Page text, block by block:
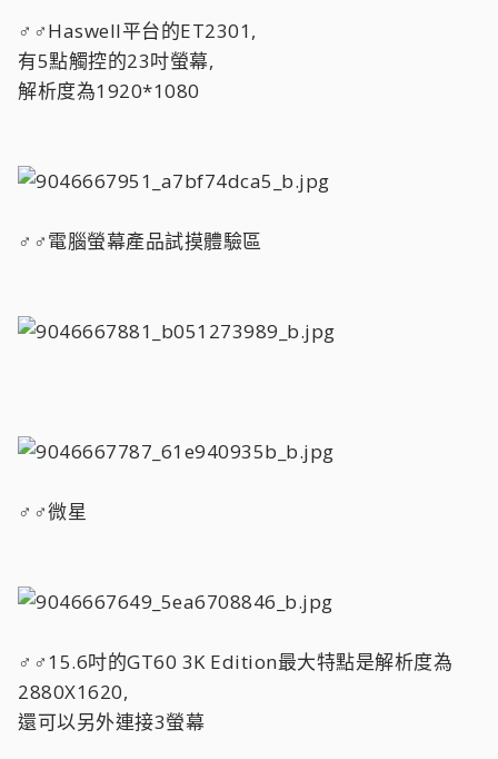
♂♂Haswell平台的ET2301,
有5點觸控的23吋螢幕,
解析度為1920*1080
♂♂電腦螢幕產品試摸體驗區
♂♂微星
♂♂15.6吋的GT60 3K Edition最大特點是解析度為
2880X1620,
還可以另外連接3螢幕